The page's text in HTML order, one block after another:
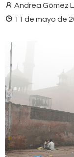
Andrea Gómez
11 de mayo de